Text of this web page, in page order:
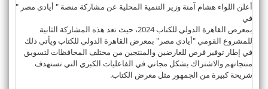
أعلن اللواء هشام آمنة وزير التنمية المحلية عن مشاركة منصة " أيادى مصر "
في
بمعرض القاهرة الدولي للكتاب 2024، حيث تعد هذه المشاركة الثانية
للمشروع القومي "أيادي مصر" بمعرض القاهرة الدولي للكتاب ويأتي ذلك
في إطار توفير فرص للعارضين والمنتجين من مختلف المحافظات لتسويق
منتجاتهم والاشتراك بشكل مجاني في الفاعليات الكبري التي تستهدف
شريحة كبيرة من الجمهور مثل معرض الكتاب.